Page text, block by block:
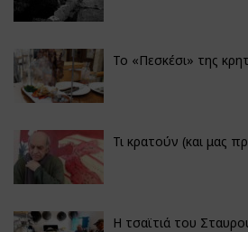
Το «Πεσκέσι» της
Τι κρατούν (και μας
Η τσαϊτιά του